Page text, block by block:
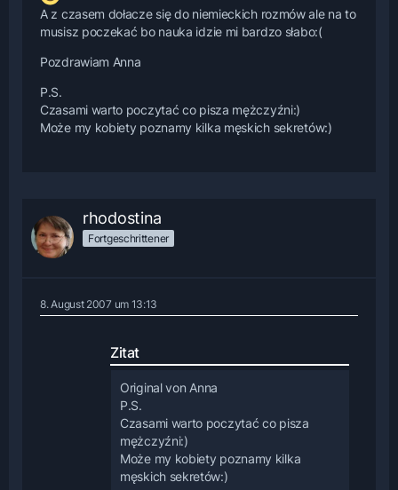
A z czasem dołacze się do niemieckich rozmów ale na to
musisz poczekać bo nauka idzie mi bardzo słabo:(
Pozdrawiam Anna
P.S.
Czasami warto poczytać co pisza mężczyźni:)
Może my kobiety poznamy kilka męskich sekretów:)
rhodostina
Fortgeschrittener
8. August 2007 um 13:13
Zitat
Original von Anna
P.S.
Czasami warto poczytać co pisza
mężczyźni:)
Może my kobiety poznamy kilka
męskich sekretów:)